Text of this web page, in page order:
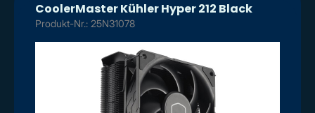
CoolerMaster Kühler Hyper 212 Black
Produkt-Nr.: 25N31078